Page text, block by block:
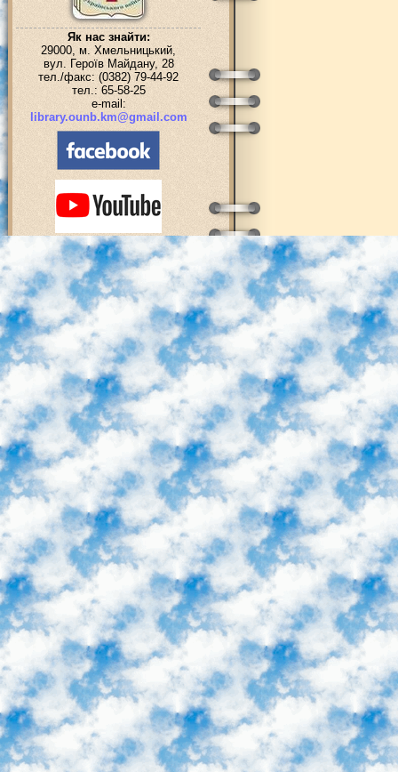
Як нас знайти:
29000, м. Хмельницький,
вул. Героїв Майдану, 28
тел./факс: (0382) 79-44-92
тел.: 65-58-25
e-mail:
library.ounb.km@gmail.com